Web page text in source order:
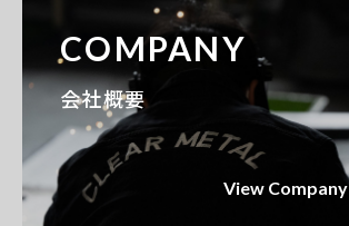
COMPANY
会社概要
View Company